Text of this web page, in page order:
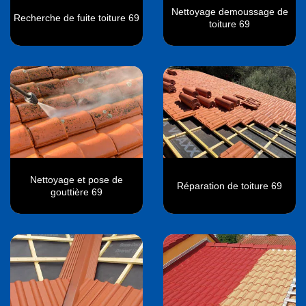
Recherche de fuite toiture 69
Nettoyage demoussage de
toiture 69
Nettoyage et pose de
gouttière 69
Réparation de toiture 69